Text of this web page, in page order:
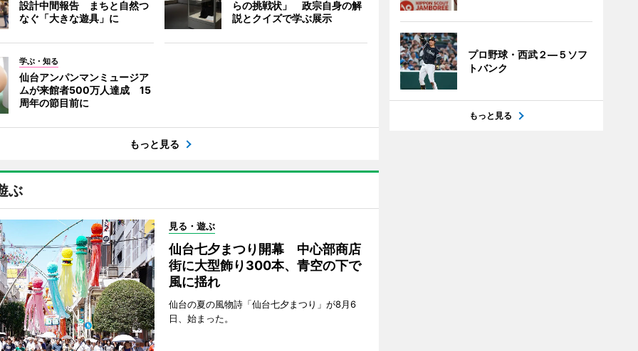
設計中間報告 まちと自然つ
なぐ「大きな遊具」に
らの挑戦状」 政宗自身の解
説とクイズで学ぶ展示
学ぶ・知る
仙台アンパンマンミュージア
ムが来館者500万人達成 15
周年の節目前に
もっと見る
ぶ
見る・遊ぶ
仙台七夕まつり開幕 中心部商店
街に大型飾り300本、青空の下で
風に揺れ
仙台の夏の風物詩「仙台七夕まつり」が8月6
日、始まった。
プロ野球・西武２―５ソフ
トバンク
もっと見る